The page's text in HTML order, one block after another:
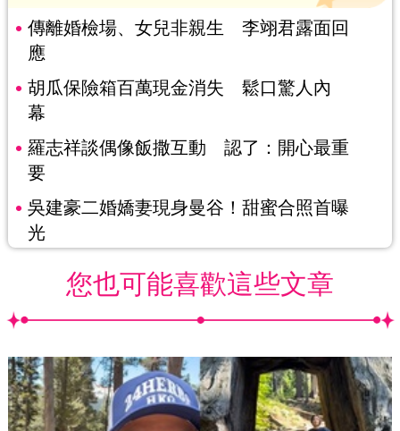
傳離婚檢場、女兒非親生 李翊君露面回
應
胡瓜保險箱百萬現金消失 鬆口驚人內
幕
羅志祥談偶像飯撒互動 認了：開心最重
要
吳建豪二婚嬌妻現身曼谷！甜蜜合照首曝
光
您也可能喜歡這些文章